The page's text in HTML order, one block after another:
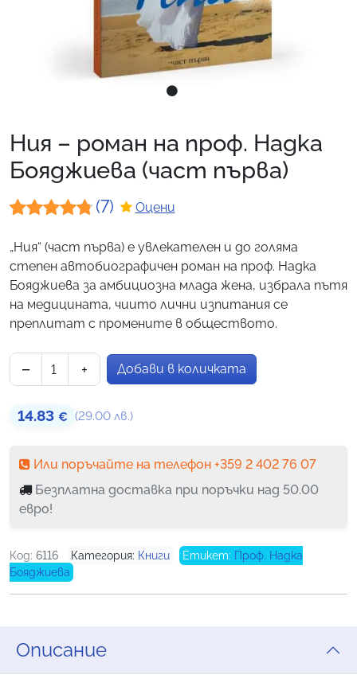
Ния – роман на проф. Надка
Бояджиева (част първа)
4.71от 5,
базирано
на
потребителски
оценки
(7) Оцени
„Ния“ (част първа) е увлекателен и до голяма
степен автобиографичен роман на проф. Надка
Бояджиева за амбициозна млада жена, избрала пътя
на медицината, чиито лични изпитания се
преплитат с промените в обществото.
количество за Ния – роман на проф. Надка
− + Добави в количката
14.83 € (29.00 лв.)
Или поръчайте на телефон +359 2 402 76 07
Безплатна доставка при поръчки над 50.00
евро!
Код: 6116 Категория: Книги Етикет: Проф. Надка
Бояджиева
Описание